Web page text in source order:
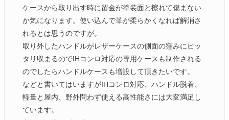
ケースから取り出す時に留金が塗装面と擦れて傷まない
か気になります。使い込んで革が柔らかくなれば解消さ
れるとは思うのですが。
取り外したハンドルがレザーケースの側面の窪みにピッ
タリ収まるのでIHコンロ対応の専用ケースも制作される
のでしたらハンドルケースも増設して頂きたいです。
などと書いてはいますがIHコンロ対応、ハンドル脱着、
軽量と屋内、野外問わず使える高性能さには大変満足し
ています。